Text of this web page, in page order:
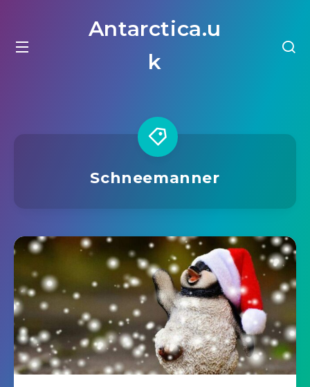
Antarctica.u
k
Schneemanner